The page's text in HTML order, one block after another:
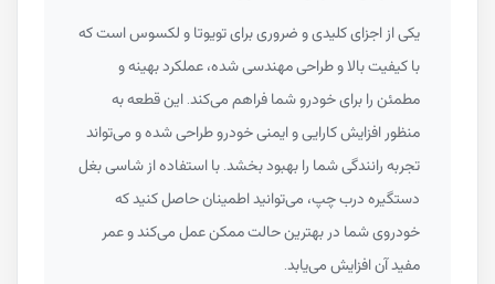
یکی از اجزای کلیدی و ضروری برای تویوتا و لکسوس است که
با کیفیت بالا و طراحی مهندسی شده، عملکرد بهینه و
مطمئن را برای خودرو شما فراهم می‌کند. این قطعه به
منظور افزایش کارایی و ایمنی خودرو طراحی شده و می‌تواند
تجربه رانندگی شما را بهبود بخشد. با استفاده از شاسی بغل
دستگیره درب چپ، می‌توانید اطمینان حاصل کنید که
خودروی شما در بهترین حالت ممکن عمل می‌کند و عمر
مفید آن افزایش می‌یابد.